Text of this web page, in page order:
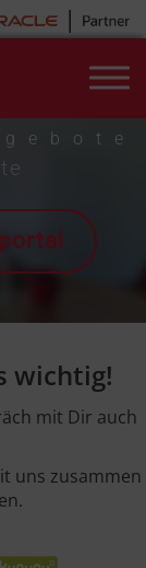
wichtig!
mit Dir auch
uns zusammen